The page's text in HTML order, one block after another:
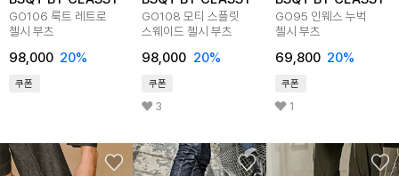
GO106 룩트 레트로
첼시 부츠
98,000 20%
쿠폰
GO108 모티 스플릿
스웨이드 첼시 부츠
98,000 20%
쿠폰
3
GO95 인웨스 누벅
첼시 부츠
69,800 20%
쿠폰
1